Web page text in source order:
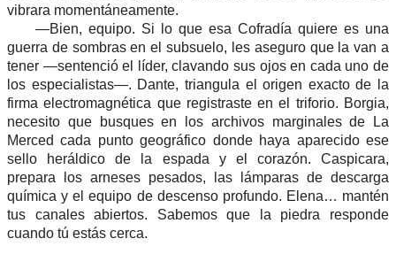
vibrara momentáneamente.
—Bien, equipo. Si lo que esa Cofradía quiere es una
guerra de sombras en el subsuelo, les aseguro que la van a
tener —sentenció el líder, clavando sus ojos en cada uno de
los especialistas—. Dante, triangula el origen exacto de la
firma electromagnética que registraste en el triforio. Borgia,
necesito que busques en los archivos marginales de La
Merced cada punto geográfico donde haya aparecido ese
sello heráldico de la espada y el corazón. Caspicara,
prepara los arneses pesados, las lámparas de descarga
química y el equipo de descenso profundo. Elena… mantén
tus canales abiertos. Sabemos que la piedra responde
cuando tú estás cerca.